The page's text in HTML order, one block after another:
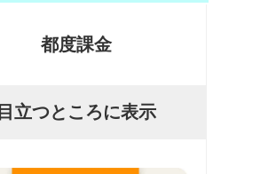
都度課金
目立つところに表示